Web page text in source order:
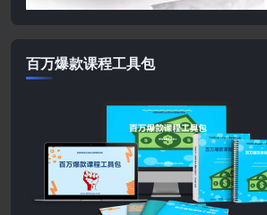
百万爆款课程工具包